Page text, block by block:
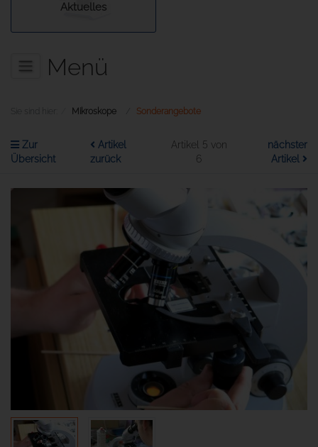
Aktuelles
Menü
Sie sind hier: Mikroskope Sonderangebote
Zur
Übersicht
Artikel
zurück
Artikel 5 von
6
nächster
Artikel